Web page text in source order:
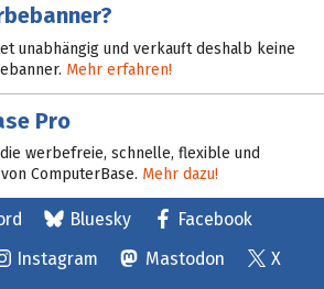
unabhängig und verkauft deshalb keine
Mehr erfahren!
Pro
werbefreie, schnelle, flexible und
ComputerBase. Mehr dazu!
Bluesky
Facebook
Instagram Mastodon
X